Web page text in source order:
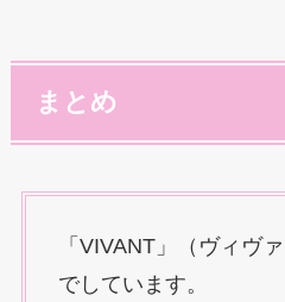
まとめ
「VIVANT」（ヴィヴ
でしています。